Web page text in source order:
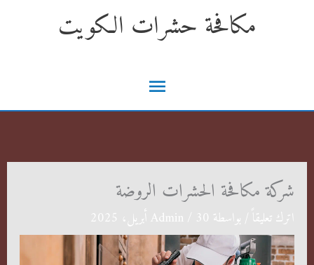
مكافحة حشرات الكويت
القائمة
الرئيسية
شركة مكافحة الحشرات الروضة
اترك تعليقاً / بواسطة Admin 30 أبريل، 2025